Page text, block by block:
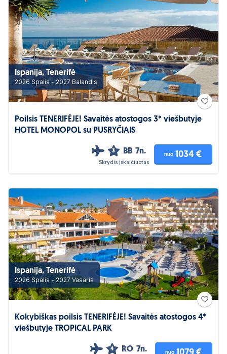
Ispanija, Tenerifė
2026 Spalis - 2027 Balandis
Poilsis TENERIFĖJE! Savaitės atostogos 3* viešbutyje
HOTEL MONOPOL su PUSRYČIAIS
3 BB 7n.
Skrydis įskaičiuotas
nuo 1034 €
Ispanija, Tenerifė
2026 Spalis - 2027 Vasaris
Kokybiškas poilsis TENERIFĖJE! Savaitės atostogos 4*
viešbutyje TROPICAL PARK
4 RO 7n. nuo